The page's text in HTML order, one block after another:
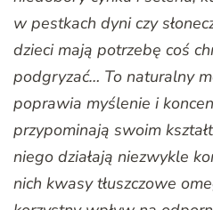
w pestkach dyni czy
dzieci mają potrzebę coś
podgryzać… To naturalny
poprawia myślenie i
przypominają swoim
niego działają niezwykle
nich kwasy tłuszczowe